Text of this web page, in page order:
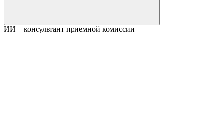
ИИ – консультант приемной комиссии